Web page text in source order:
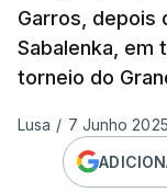
Garros, depois
Sabalenka, em
torneio do
Lusa / 7 Junho